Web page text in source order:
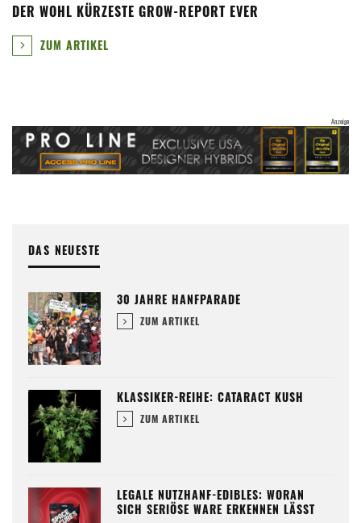
DER WOHL KÜRZESTE GROW-REPORT EVER
ZUM ARTIKEL
DAS NEUESTE
30 JAHRE HANFPARADE
ZUM ARTIKEL
KLASSIKER-REIHE: CATARACT KUSH
ZUM ARTIKEL
LEGALE NUTZHANF-EDIBLES: WORAN
SICH SERIÖSE WARE ERKENNEN LÄSST